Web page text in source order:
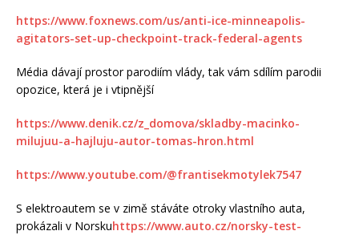
https://www.foxnews.com/us/anti-ice-minneapolis-
agitators-set-up-checkpoint-track-federal-agents
Média dávají prostor parodiím vlády, tak vám sdílím parodii
opozice, která je i vtipnější
https://www.denik.cz/z_domova/skladby-macinko-
milujuu-a-hajluju-autor-tomas-hron.html
https://www.youtube.com/@frantisekmotylek7547
S elektroautem se v zimě stáváte otroky vlastního auta,
prokázali v Norskuhttps://www.auto.cz/norsky-test-